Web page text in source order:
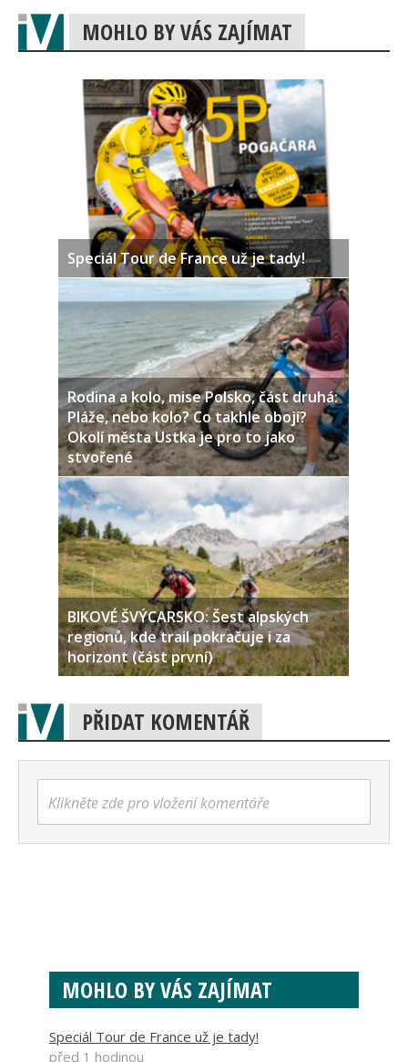
MOHLO BY VÁS ZAJÍMAT
Speciál Tour de France už je tady!
Rodina a kolo, mise Polsko, část druhá:
Pláže, nebo kolo? Co takhle obojí?
Okolí města Ustka je pro to jako
stvořené
BIKOVÉ ŠVÝCARSKO: Šest alpských
regionů, kde trail pokračuje i za
horizont (část první)
PŘIDAT KOMENTÁŘ
Klikněte zde pro vložení komentáře
MOHLO BY VÁS ZAJÍMAT
Speciál Tour de France už je tady!
před 1 hodinou